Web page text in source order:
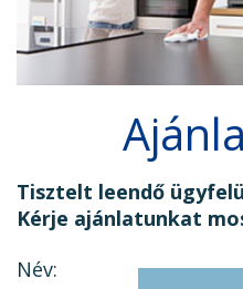
Tisztelt leendő
Kérje ajánlatunkat
Név: